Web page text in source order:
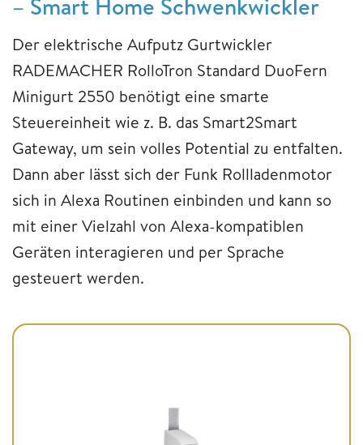
Der elektrische Aufputz Gurtwickler
RADEMACHER RolloTron Standard DuoFern
Minigurt 2550 benötigt eine smarte
Steuereinheit wie z. B. das Smart2Smart
Gateway, um sein volles Potential zu entfalten.
Dann aber lässt sich der Funk Rollladenmotor
sich in Alexa Routinen einbinden und kann so
mit einer Vielzahl von Alexa-kompatiblen
Geräten interagieren und per Sprache
gesteuert werden.